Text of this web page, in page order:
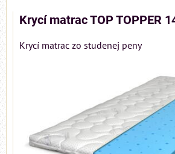
Krycí matrac TOP TOPPER
Krycí matrac zo studenej peny